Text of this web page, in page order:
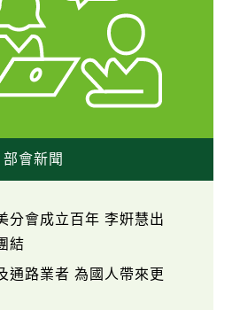
部會新聞
分會成立百年 李姸慧出
結
通路業者 為國人帶來更